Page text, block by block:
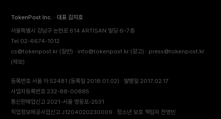
TokenPost Inc. · 대표 김지호
서울특별시 강남구 논현로 614 ARTISAN 빌딩 6–7층
Tel 02-6674-1012
cs@tokenpost.kr (일반) · info@tokenpost.kr (광고) · press@tokenpost.kr
(제보)
등록번호 서울 아 52481 (등록일 2018.01.02) · 발행일 2017.02.17
사업자등록번호 232-88-00885
통신판매업신고 2021-서울 영등포-2531
직업정보제공사업신고 J1204020230009 · 청소년 보호 책임자 전영빈